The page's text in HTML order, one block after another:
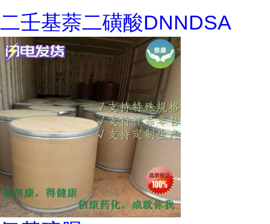
二壬基萘二磺酸DNNDSA